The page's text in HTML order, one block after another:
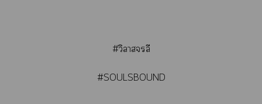
#วิลาสจรลี
#SOULSBOUND